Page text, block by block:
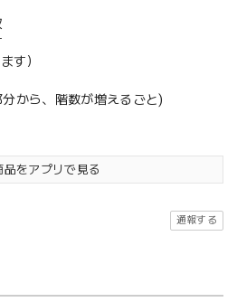
す）
から、階数が増えるごと)
品をアプリで見る
通報する